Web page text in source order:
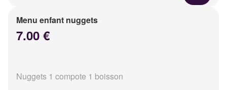
Menu enfant nuggets
7.00 €
Nuggets 1 compote 1 boisson